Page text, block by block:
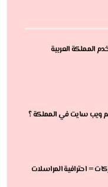
المملكة العربية
سايت في المملكة ؟
= احترافية المراسلات